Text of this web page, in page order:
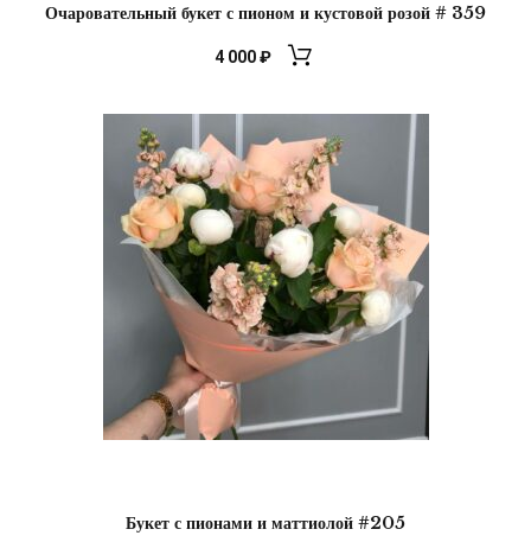
Очаровательный букет с пионом и кустовой розой # 359
4 000₽
Букет с пионами и маттиолой #205